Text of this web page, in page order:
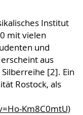
Institut
mit vielen
und
aus
[2]. Ein
Rostock, als
Km8C0mtU)